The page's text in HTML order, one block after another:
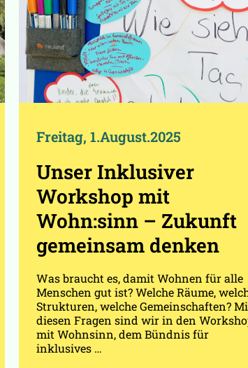
Freitag, 1.August.2025
Unser Inklusiver
Workshop mit
Wohn:sinn – Zukunft
gemeinsam denken
Was braucht es, damit Wohnen für alle
Menschen gut ist? Welche Räume,
Strukturen, welche Gemeinschaften?
diesen Fragen sind wir in den
mit Wohnsinn, dem Bündnis für
inklusives …